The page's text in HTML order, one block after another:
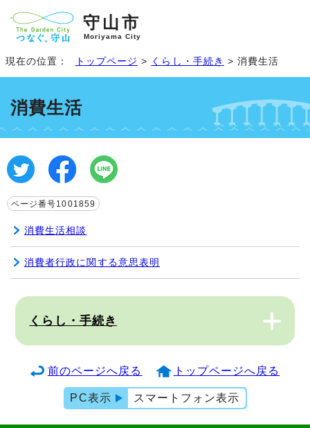
守山市
Moriyama City
現在の位置： トップページ > くらし・手続き > 消費生活
消費生活
ページ番号1001859
消費生活相談
消費者行政に関する意思表明
くらし・手続き
前のページへ戻る トップページへ戻る
PC表示 スマートフォン表示